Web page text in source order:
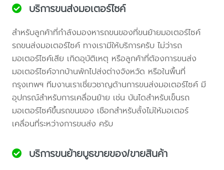
บริการขนส่งมอเตอร์ไซค์
สำหรับลูกค้าที่กำลังมองหารถขนของที่ขนย้ายมอเตอร์ไซค์
รถขนส่งมอเตอร์ไซค์ ทางเรามีให้บริการครับ ไม่ว่ารถ
มอเตอร์ไซค์เสีย เกิดอุบัติเหตุ หรือลูกค้าที่ต้องการขนส่ง
มอเตอร์ไซค์จากบ้านพักไปส่งต่างจังหวัด หรือในพื้นที่
กรุงเทพฯ ทีมงานเราเชี่ยวชาญด้านการขนส่งมอเตอร์ไซค์ มี
อุปกรณ์สำหรับการเคลื่อนย้าย เช่น บันไดสำหรับเข็นรถ
มอเตอร์ไซค์ขึ้นรถขนของ เชือกสำหรับลั้งไม่ให้มอเตอร์
เคลื่อนที่ระหว่างการขนส่ง ครับ
บริการขนย้ายบูธขายของ/ขายสินค้า